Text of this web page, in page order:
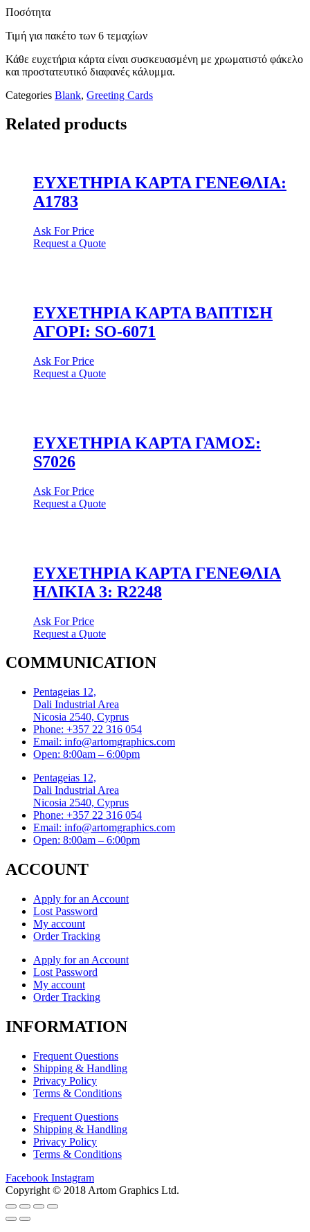
Ποσότητα
Τιμή για πακέτο των 6 τεμαχίων
Κάθε ευχετήρια κάρτα είναι συσκευασμένη με χρωματιστό φάκελο
και προστατευτικό διαφανές κάλυμμα.
Categories Blank, Greeting Cards
Related products
ΕΥΧΕΤΗΡΙΑ ΚΑΡΤΑ ΓΕΝΕΘΛΙΑ:
A1783
Ask For Price
Request a Quote
ΕΥΧΕΤΗΡΙΑ ΚΑΡΤΑ ΒΑΠΤΙΣΗ
ΑΓΟΡΙ: SO-6071
Ask For Price
Request a Quote
ΕΥΧΕΤΗΡΙΑ ΚΑΡΤΑ ΓΑΜΟΣ:
S7026
Ask For Price
Request a Quote
ΕΥΧΕΤΗΡΙΑ ΚΑΡΤΑ ΓΕΝΕΘΛΙΑ
ΗΛΙΚΙΑ 3: R2248
Ask For Price
Request a Quote
COMMUNICATION
Pentageias 12,
Dali Industrial Area
Nicosia 2540, Cyprus
Phone: +357 22 316 054
Email: info@artomgraphics.com
Open: 8:00am – 6:00pm
Pentageias 12,
Dali Industrial Area
Nicosia 2540, Cyprus
Phone: +357 22 316 054
Email: info@artomgraphics.com
Open: 8:00am – 6:00pm
ACCOUNT
Apply for an Account
Lost Password
My account
Order Tracking
Apply for an Account
Lost Password
My account
Order Tracking
INFORMATION
Frequent Questions
Shipping & Handling
Privacy Policy
Terms & Conditions
Frequent Questions
Shipping & Handling
Privacy Policy
Terms & Conditions
Facebook Instagram
Copyright © 2018 Artom Graphics Ltd.